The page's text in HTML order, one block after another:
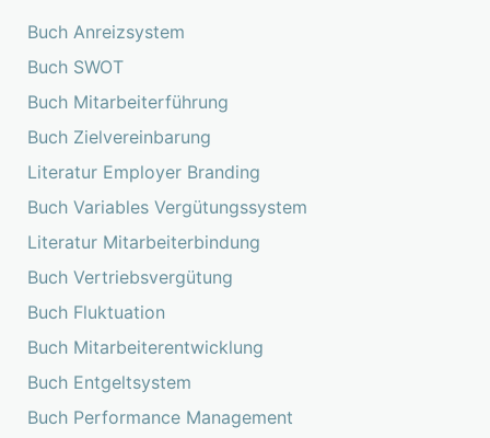
Buch Anreizsystem
Buch SWOT
Buch Mitarbeiterführung
Buch Zielvereinbarung
Literatur Employer Branding
Buch Variables Vergütungssystem
Literatur Mitarbeiterbindung
Buch Vertriebsvergütung
Buch Fluktuation
Buch Mitarbeiterentwicklung
Buch Entgeltsystem
Buch Performance Management